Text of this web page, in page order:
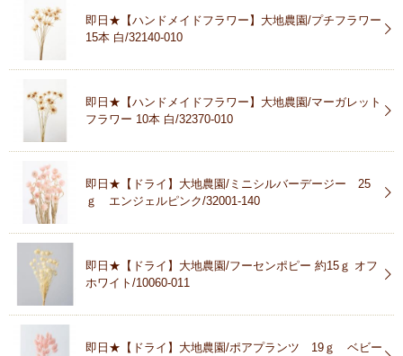
即日★【ハンドメイドフラワー】大地農園/プチフラワー
15本 白/32140-010
即日★【ハンドメイドフラワー】大地農園/マーガレット
フラワー 10本 白/32370-010
即日★【ドライ】大地農園/ミニシルバーデージー 25
ｇ エンジェルピンク/32001-140
即日★【ドライ】大地農園/フーセンポピー 約15ｇ オフ
ホワイト/10060-011
即日★【ドライ】大地農園/ポアプランツ 19ｇ ベビー